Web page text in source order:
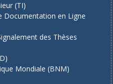
(TI)
Documentation en Ligne
des Thèses
Mondiale (BNM)